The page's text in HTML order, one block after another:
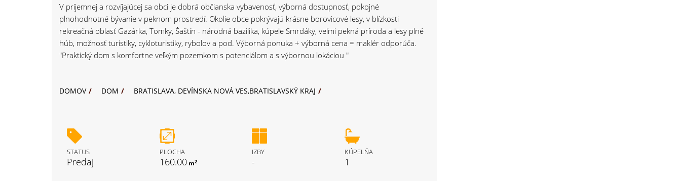
V prijemnej a rozvíjajúcej sa obci je dobrá občianska vybavenosť, výborná dostupnosť, pokojné
plnohodnotné bývanie v peknom prostredí. Okolie obce pokrývajú krásne borovicové lesy, v blízkosti
rekreačná oblasť Gazárka, Tomky, Šaštín - národná bazilika, kúpele Smrdáky, veľmi pekná príroda a lesy plné
húb, možnosť turistiky, cykloturistiky, rybolov a pod. Výborná ponuka + výborná cena = maklér odporúča.
"Praktický dom s komfortne veľkým pozemkom s potenciálom a s výbornou lokáciou "
DOMOV DOM BRATISLAVA, DEVÍNSKA NOVÁ VES,BRATISLAVSKÝ KRAJ
STATUS
Predaj
PLOCHA
160.00m2
IZBY
-
KÚPELŇA
1